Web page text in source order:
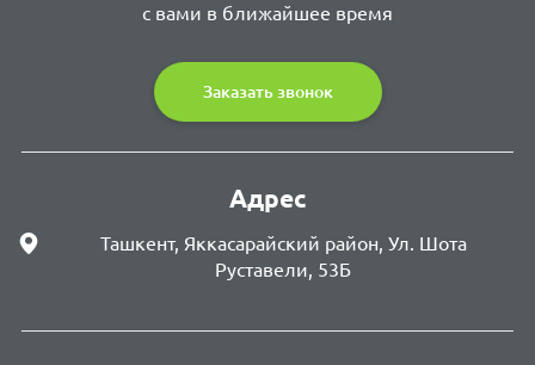
с вами в ближайшее время
Заказать звонок
Адрес
Ташкент, Яккасарайский район, Ул. Шота
Руставели, 53Б